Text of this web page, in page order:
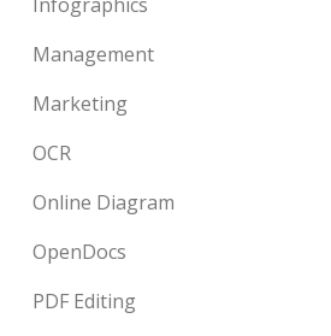
Management
Marketing
OCR
Online Diagram
OpenDocs
PDF Editing